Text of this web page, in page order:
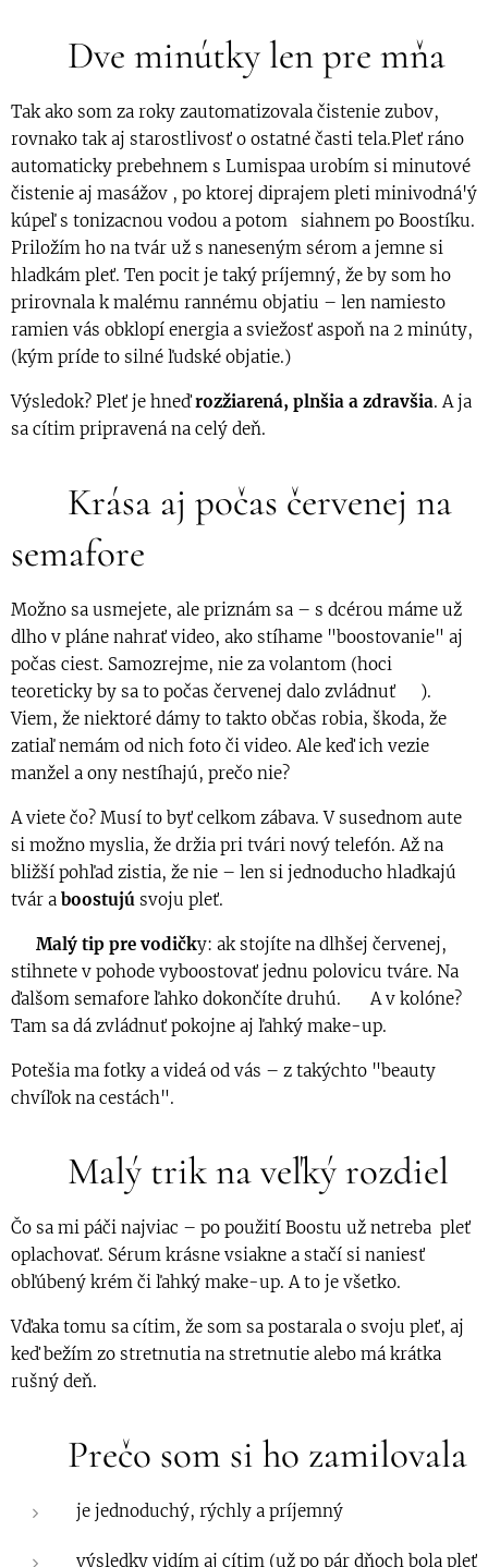
🌿 Dve minútky len pre mňa
Tak ako som za roky zautomatizovala čistenie zubov,
rovnako tak aj starostlivosť o ostatné časti tela.Pleť ráno
automaticky prebehnem s Lumispaa urobím si minutové
čistenie aj masážov , po ktorej diprajem pleti minivodná'ý
kúpeľ s tonizacnou vodou a potom siahnem po Boostíku.
Priložím ho na tvár už s naneseným sérom a jemne si
hladkám pleť. Ten pocit je taký príjemný, že by som ho
prirovnala k malému rannému objatiu – len namiesto
ramien vás obklopí energia a sviežosť aspoň na 2 minúty,
(kým príde to silné ľudské objatie.)
Výsledok? Pleť je hneďrozžiarená, plnšia a zdravšia. A ja
sa cítim pripravená na celý deň.
🚗 Krása aj počas červenej na
semafore
Možno sa usmejete, ale priznám sa – s dcérou máme už
dlho v pláne nahrať video, ako stíhame "boostovanie" aj
počas ciest. Samozrejme, nie za volantom (hoci
teoreticky by sa to počas červenej dalo zvládnuť 😅).
Viem, že niektoré dámy to takto občas robia, škoda, že
zatiaľ nemám od nich foto či video. Ale keď ich vezie
manžel a ony nestíhajú, prečo nie?
A viete čo? Musí to byť celkom zábava. V susednom aute
si možno myslia, že držia pri tvári nový telefón. Až na
bližší pohľad zistia, že nie – len si jednoducho hladkajú
tvár a boostujú svoju pleť.
👉 Malý tip pre vodičky: ak stojíte na dlhšej červenej,
stihnete v pohode vyboostovať jednu polovicu tváre. Na
ďalšom semafore ľahko dokončíte druhú. 😄 A v kolóne?
Tam sa dá zvládnuť pokojne aj ľahký make-up.
Potešia ma fotky a videá od vás – z takýchto "beauty
chvíľok na cestách".
✨ Malý trik na veľký rozdiel
Čo sa mi páči najviac – po použití Boostu už netreba pleť
oplachovať. Sérum krásne vsiakne a stačí si naniesť
obľúbený krém či ľahký make-up. A to je všetko.
Vďaka tomu sa cítim, že som sa postarala o svoju pleť, aj
keď bežím zo stretnutia na stretnutie alebo má krátka
rušný deň.
❤️ Prečo som si ho zamilovala
je jednoduchý, rýchly a príjemný
výsledky vidím aj cítim (už po pár dňoch bola pleť